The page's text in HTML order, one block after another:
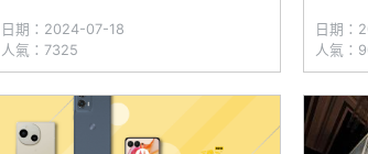
出後，OPPO 產品策略主管 Peter
Dohyung Lee 於接受印度商業媒體 Mint
專訪時，再次提及 OPPO
日期：2024-07-18
人氣：7325
鍵消除
「萬秀
快閃店
日期：
人氣：